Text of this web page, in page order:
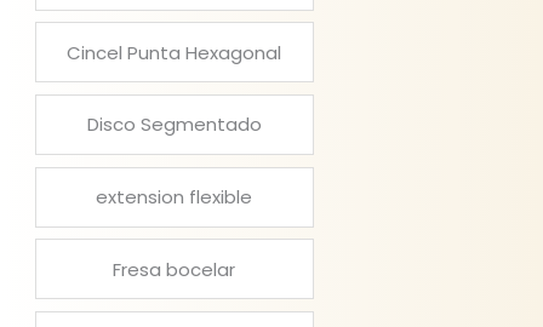
Cincel Punta Hexagonal
Disco Segmentado
extension flexible
Fresa bocelar